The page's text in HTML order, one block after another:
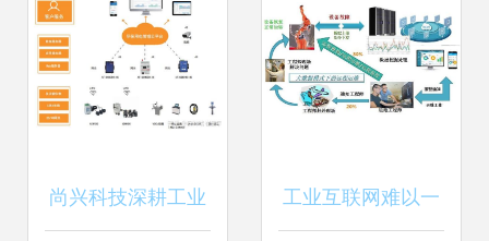
据服务
尚兴科技深耕工业 工业互联网难以一